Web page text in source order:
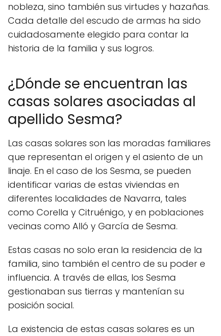
nobleza, sino también sus virtudes y hazañas.
Cada detalle del escudo de armas ha sido
cuidadosamente elegido para contar la
historia de la familia y sus logros.
¿Dónde se encuentran las
casas solares asociadas al
apellido Sesma?
Las casas solares son las moradas familiares
que representan el origen y el asiento de un
linaje. En el caso de los Sesma, se pueden
identificar varias de estas viviendas en
diferentes localidades de Navarra, tales
como Corella y Citruénigo, y en poblaciones
vecinas como Alló y García de Sesma.
Estas casas no solo eran la residencia de la
familia, sino también el centro de su poder e
influencia. A través de ellas, los Sesma
gestionaban sus tierras y mantenían su
posición social.
La existencia de estas casas solares es un